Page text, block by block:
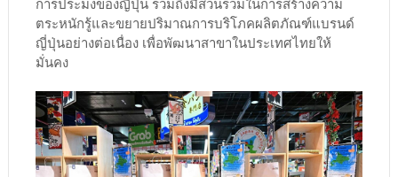
ตระหนักรู้และขยายปริมาณการบริโภคผลิตภัณฑ์แบรนด์
ญี่ปุ่นอย่างต่อเนื่อง เพื่อพัฒนาสาขาในประเทศไทยให้
มั่นคง